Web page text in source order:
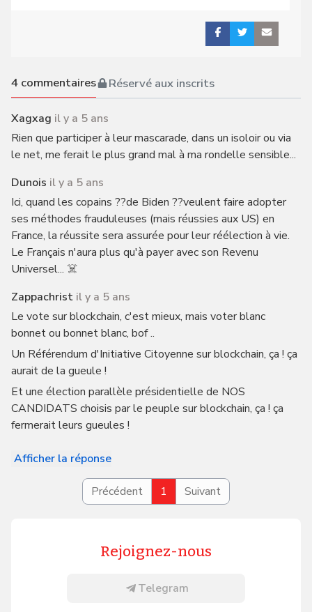
4commentaires Réservé aux inscrits
Xagxag il y a 5 ans
Rien que participer à leur mascarade, dans un isoloir ou via
le net, me ferait le plus grand mal à ma rondelle sensible...
Dunois il y a 5 ans
Ici, quand les copains ??de Biden ??veulent faire adopter
ses méthodes frauduleuses (mais réussies aux US) en
France, la réussite sera assurée pour leur réélection à vie.
Le Français n'aura plus qu'à payer avec son Revenu
Universel... ☠️
Zappachrist il y a 5 ans
Le vote sur blockchain, c'est mieux, mais voter blanc
bonnet ou bonnet blanc, bof ..
Un Référendum d'Initiative Citoyenne sur blockchain, ça ! ça
aurait de la gueule !
Et une élection parallèle présidentielle de NOS
CANDIDATS choisis par le peuple sur blockchain, ça ! ça
fermerait leurs gueules !
Afficher la réponse
Précédent 1 Suivant
Rejoignez-nous
Telegram